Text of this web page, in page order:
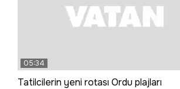
05:34
Tatilcilerin yeni rotası Ordu plajları